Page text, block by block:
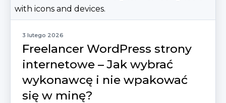
3 lutego 2026
Freelancer WordPress strony
internetowe – Jak wybrać
wykonawcę i nie wpakować
się w minę?